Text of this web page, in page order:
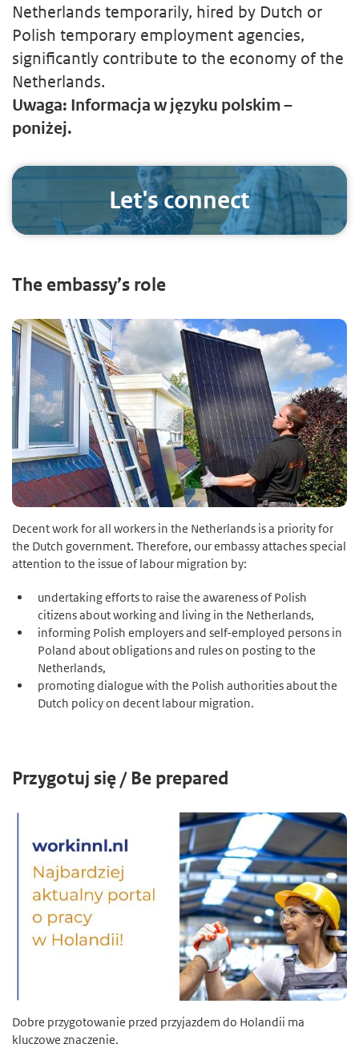
Netherlands temporarily, hired by Dutch or
Polish temporary employment agencies,
significantly contribute to the economy of the
Netherlands.
Uwaga: Informacja w języku polskim –
poniżej.
Let's connect
The embassy’s role
Decent work for all workers in the Netherlands is a priority for
the Dutch government. Therefore, our embassy attaches special
attention to the issue of labour migration by:
undertaking efforts to raise the awareness of Polish
citizens about working and living in the Netherlands,
informing Polish employers and self-employed persons in
Poland about obligations and rules on posting to the
Netherlands,
promoting dialogue with the Polish authorities about the
Dutch policy on decent labour migration.
Przygotuj się / Be prepared
Dobre przygotowanie przed przyjazdem do Holandii ma
kluczowe znaczenie.